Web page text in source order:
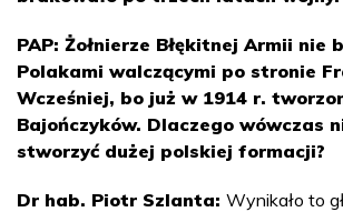
PAP: Żołnierze Błękitnej Armii nie
Polakami walczącymi po stronie
Wcześniej, bo już w 1914 r.
Bajończyków. Dlaczego wówczas
stworzyć dużej polskiej formacji?
Dr hab. Piotr Szlanta: Wynikało to